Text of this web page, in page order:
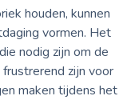
houden, kunnen
vormen. Het
nodig zijn om de
zijn voor
maken tijdens het